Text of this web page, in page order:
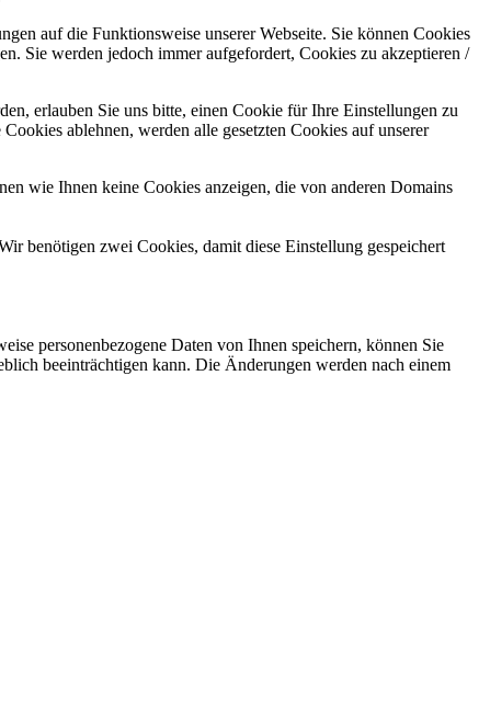
auf die Funktionsweise unserer Webseite. Sie können Cookies
Sie werden jedoch immer aufgefordert, Cookies zu akzeptieren /
erlauben Sie uns bitte, einen Cookie für Ihre Einstellungen zu
ablehnen, werden alle gesetzten Cookies auf unserer
wie Ihnen keine Cookies anzeigen, die von anderen Domains
benötigen zwei Cookies, damit diese Einstellung gespeichert
personenbezogene Daten von Ihnen speichern, können Sie
beeinträchtigen kann. Die Änderungen werden nach einem